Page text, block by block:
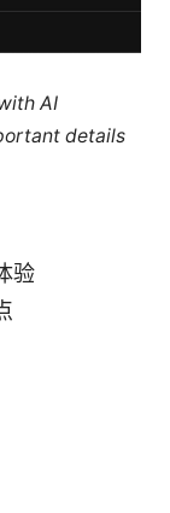
AI
details
验